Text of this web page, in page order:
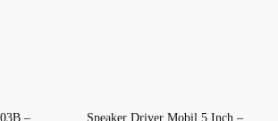
– Speaker Driver Mobil 5 Inch –